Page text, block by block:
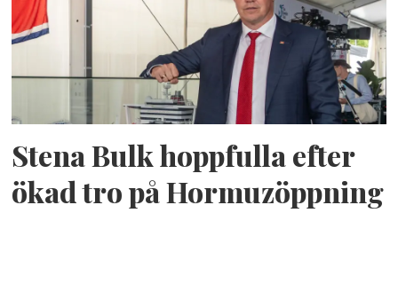
Stena Bulk hoppfulla efter
ökad tro på Hormuzöppning